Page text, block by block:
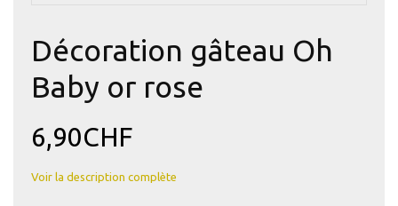
Décoration gâteau Oh
Baby or rose
6,90CHF
Voir la description complète